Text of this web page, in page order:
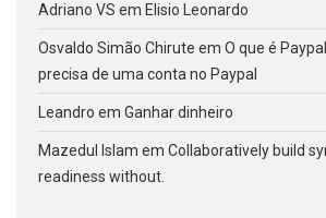
Adriano VS em Elisio Leonardo
Osvaldo Simão Chirute em O que é
precisa de uma conta no Paypal
Leandro em Ganhar dinheiro
Mazedul Islam em Collaboratively build
readiness without.